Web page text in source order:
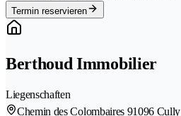
Termin reservieren
Berthoud Immobilier
Liegenschaften
Chemin des Colombaires 91096 Cully